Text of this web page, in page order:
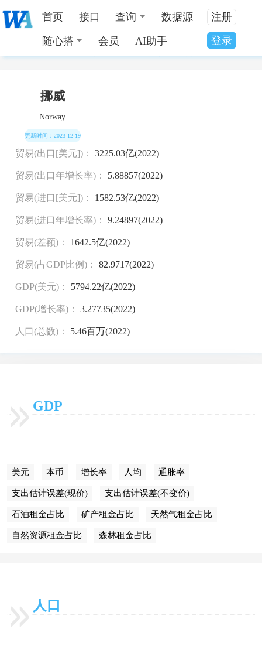
首页 接口 查询 数据源
随心搭 会员 AI助手
注册
登录
挪威
Norway
更新时间：2023-12-19
贸易(出口[美元])： 3225.03亿(2022)
贸易(出口年增长率)： 5.88857(2022)
贸易(进口[美元])： 1582.53亿(2022)
贸易(进口年增长率)： 9.24897(2022)
贸易(差额)： 1642.5亿(2022)
贸易(占GDP比例)： 82.9717(2022)
GDP(美元)： 5794.22亿(2022)
GDP(增长率)： 3.27735(2022)
人口(总数)： 5.46百万(2022)
GDP
美元 本币 增长率 人均 通胀率
支出估计误差(现价) 支出估计误差(不变价)
石油租金占比 矿产租金占比 天然气租金占比
自然资源租金占比 森林租金占比
人口